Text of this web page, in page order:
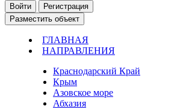
Войти
Регистрация
Разместить объект
ГЛАВНАЯ
НАПРАВЛЕНИЯ
Краснодарский Край
Крым
Азовское море
Абхазия